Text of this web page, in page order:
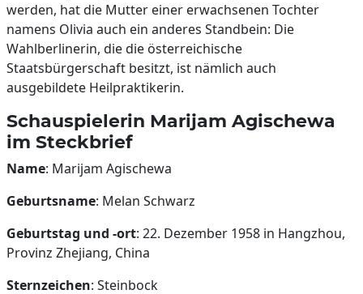
werden, hat die Mutter einer erwachsenen Tochter
namens Olivia auch ein anderes Standbein: Die
Wahlberlinerin, die die österreichische
Staatsbürgerschaft besitzt, ist nämlich auch
ausgebildete Heilpraktikerin.
Schauspielerin Marijam Agischewa
im Steckbrief
Name: Marijam Agischewa
Geburtsname: Melan Schwarz
Geburtstag und -ort: 22. Dezember 1958 in Hangzhou,
Provinz Zhejiang, China
Sternzeichen: Steinbock